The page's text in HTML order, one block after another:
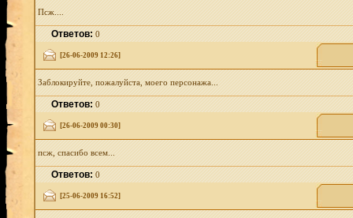
Псж....
Ответов:0
[26-06-2009 12:26]
Заблокируйте, пожалуйста, моего персонажа...
Ответов:0
[26-06-2009 00:30]
псж, спасибо всем...
Ответов:0
[25-06-2009 16:52]